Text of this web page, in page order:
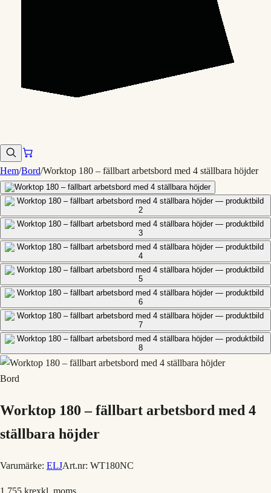
Hem/Bord/Worktop 180 – fällbart arbetsbord med 4 ställbara höjder
Bord
Worktop 180 – fällbart arbetsbord med 4
ställbara höjder
Varumärke: ELJArt.nr: WT180NC
1 755 krexkl. moms